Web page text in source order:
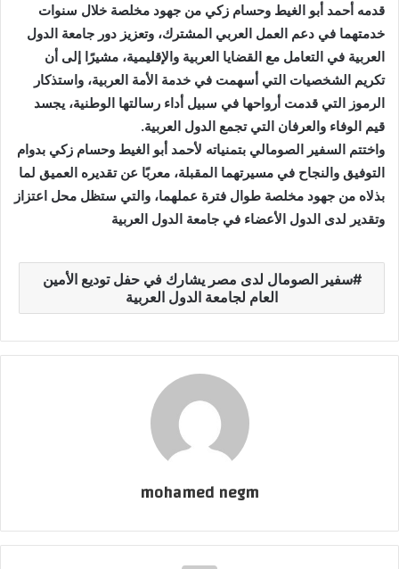
قدمه أحمد أبو الغيط وحسام زكي من جهود مخلصة خلال سنوات
خدمتهما في دعم العمل العربي المشترك، وتعزيز دور جامعة الدول
العربية في التعامل مع القضايا العربية والإقليمية، مشيرًا إلى أن
تكريم الشخصيات التي أسهمت في خدمة الأمة العربية، واستذكار
الرموز التي قدمت أرواحها في سبيل أداء رسالتها الوطنية، يجسد
قيم الوفاء والعرفان التي تجمع الدول العربية.
واختتم السفير الصومالي بتمنياته لأحمد أبو الغيط وحسام زكي بدوام
التوفيق والنجاح في مسيرتهما المقبلة، معربًا عن تقديره العميق لما
بذلاه من جهود مخلصة طوال فترة عملهما، والتي ستظل محل اعتزاز
وتقدير لدى الدول الأعضاء في جامعة الدول العربية
سفير الصومال لدى مصر يشارك في حفل توديع الأمين
العام لجامعة الدول العربية
mohamed negm